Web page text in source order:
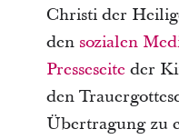
Christi der
den sozialen
Presseseite der
den
Übertragung zu